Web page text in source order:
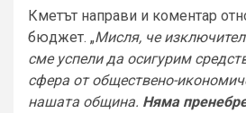
Кметът направи и коментар
бюджет. „Мисля, че
сме успели да осигурим
сфера от обществено-
нашата община. Няма